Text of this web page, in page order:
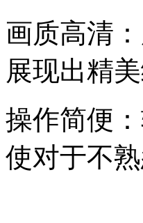
画质高清
展现出精
操作简便
使对于不